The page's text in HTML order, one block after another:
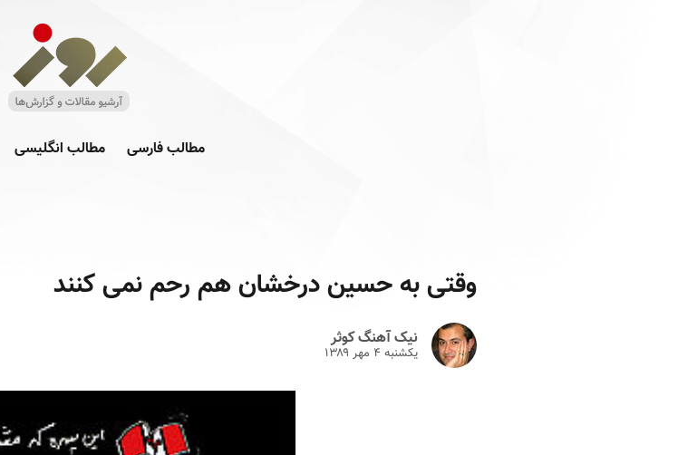
مطالب فارسی مطالب انگلیسی
وقتی به حسین درخشان هم رحم نمی کنند
نیک آهنگ کوثر
یکشنبه ۴ مهر ۱۳۸۹